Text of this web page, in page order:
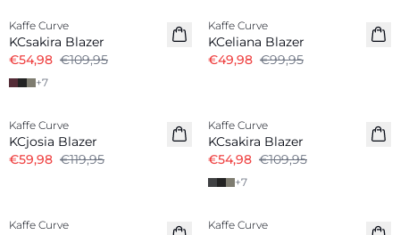
Kaffe Curve
KCsakira Blazer
€54,98 €109,95
+7
Kaffe Curve
KCeliana Blazer
€49,98 €99,95
Kaffe Curve
KCjosia Blazer
€59,98 €119,95
Kaffe Curve
KCsakira Blazer
€54,98 €109,95
+7
Kaffe Curve Kaffe Curve